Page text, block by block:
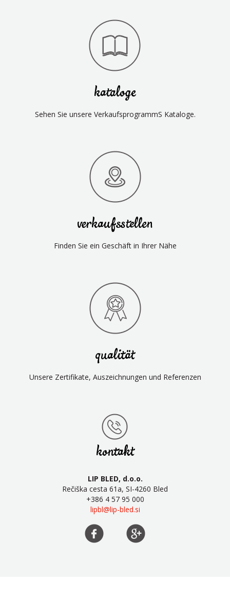
kataloge
Sehen Sie unsere VerkaufsprogrammS Kataloge.
verkaufsstellen
Finden Sie ein Geschäft in Ihrer Nähe
qualität
Unsere Zertifikate, Auszeichnungen und Referenzen
kontakt
LIP BLED, d.o.o.
Rečiška cesta 61a, SI-4260 Bled
+386 4 57 95 000
lipbl@lip-bled.si